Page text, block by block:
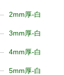
2mm厚-白
3mm厚-白
4mm厚-白
5mm厚-白